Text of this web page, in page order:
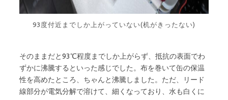
93度付近までしか上がっていない(机がきったない)
そのままだと93℃程度までしか上がらず、抵抗の表面でわ
ずかに沸騰するといった感じでした。布を巻いて缶の保温
性を高めたところ、ちゃんと沸騰しました。ただ、リード
線部分が電気分解で溶けて、細くなっており、水も白くに